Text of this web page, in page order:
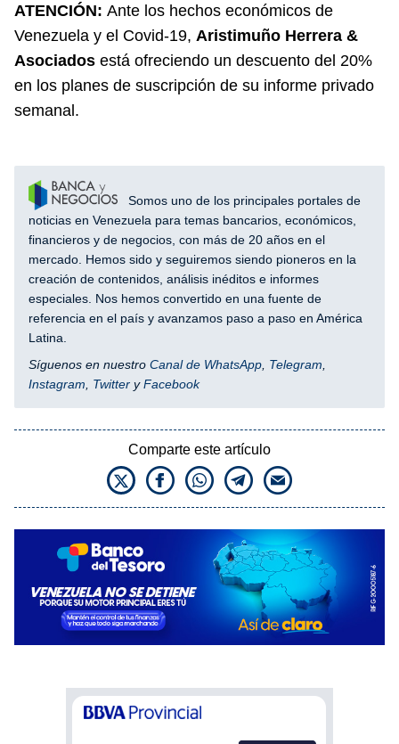
ATENCIÓN: Ante los hechos económicos de
Venezuela y el Covid-19, Aristimuño Herrera &
Asociados está ofreciendo un descuento del 20%
en los planes de suscripción de su informe privado
semanal.
Somos uno de los principales portales de
noticias en Venezuela para temas bancarios, económicos,
financieros y de negocios, con más de 20 años en el
mercado. Hemos sido y seguiremos siendo pioneros en la
creación de contenidos, análisis inéditos e informes
especiales. Nos hemos convertido en una fuente de
referencia en el país y avanzamos paso a paso en América
Latina.
Síguenos en nuestro Canal de WhatsApp Telegram
Instagram
Twitter yFacebook
Comparte este artículo